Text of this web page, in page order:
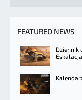
FEATURED NEWS
Dziennik
Eskalacja